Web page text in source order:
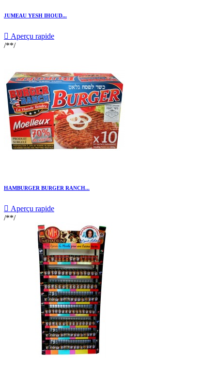
JUMEAU YESH IHOUD...
 Aperçu rapide
/**/
HAMBURGER BURGER RANCH...
 Aperçu rapide
/**/